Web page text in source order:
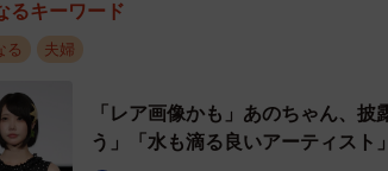
るキーワード
る 夫婦
「レア画像かも」あのちゃん、
う」「水も滴る良いアーティスト